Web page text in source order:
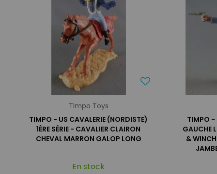
Timpo Toys
TIMPO - US CAVALERIE (NORDISTE)
1ÈRE SÉRIE - CAVALIER CLAIRON
CHEVAL MARRON GALOP LONG
En stock
TIMPO -
GAUCHE
&